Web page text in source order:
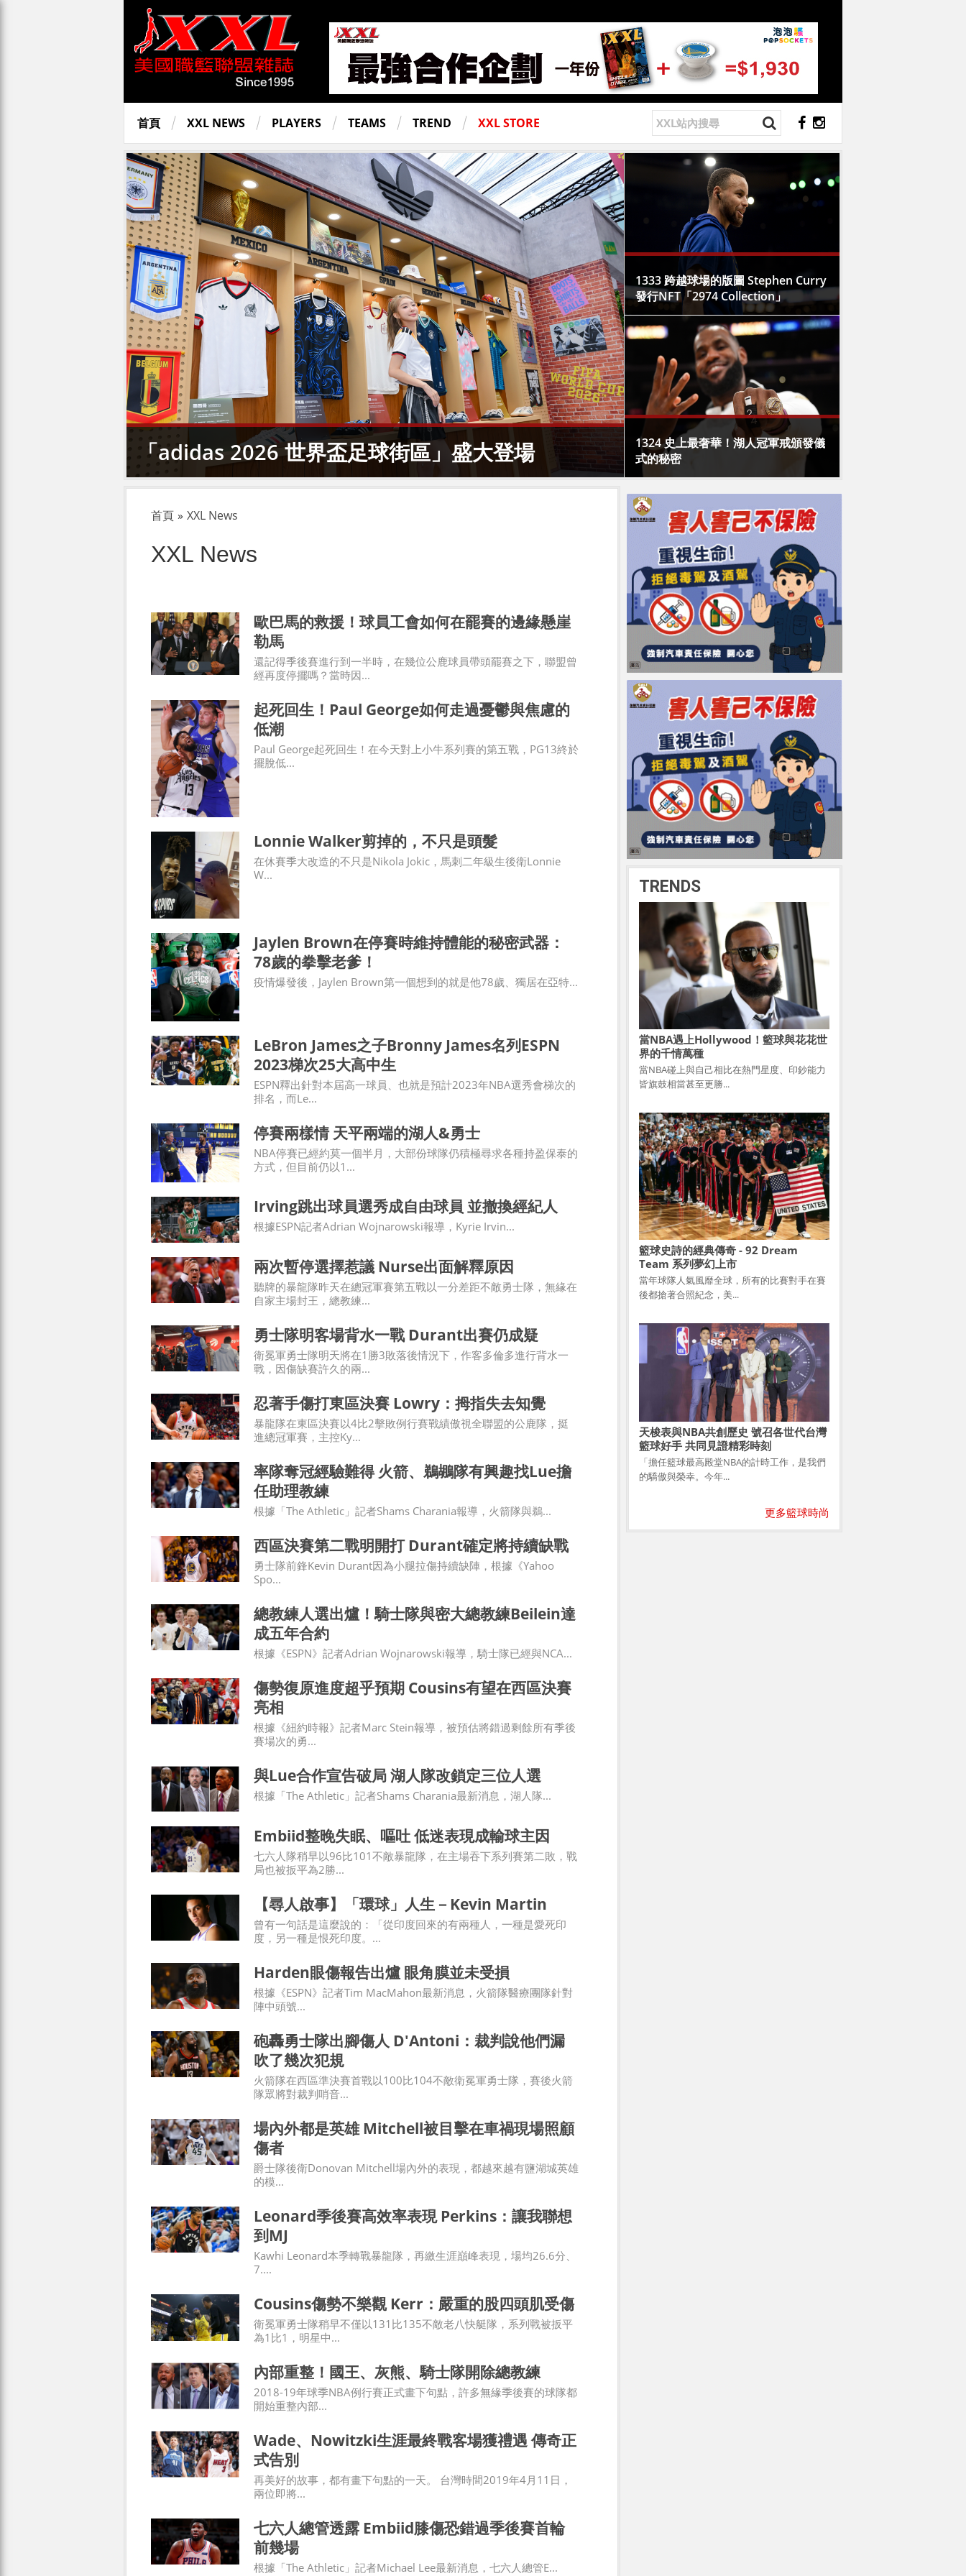
首頁 XXL NEWS PLAYERS TEAMS TREND XXL STORE
「adidas 2026 世界盃足球街區」盛大登場
1333 跨越球場的版圖 Stephen Curry
發行NFT「2974 Collection」
1324 史上最奢華！湖人冠軍戒頒發儀
式的秘密
首頁 » XXL News
XXL News
歐巴馬的救援！球員工會如何在罷賽的邊緣懸崖
勒馬
還記得季後賽進行到一半時，在幾位公鹿球員帶頭罷賽之下，聯盟曾
經再度停擺嗎？當時因...
起死回生！Paul George如何走過憂鬱與焦慮的
低潮
Paul George起死回生！在今天對上小牛系列賽的第五戰，PG13終於
擺脫低...
Lonnie Walker剪掉的，不只是頭髮
在休賽季大改造的不只是Nikola Jokic，馬刺二年級生後衛Lonnie
W...
Jaylen Brown在停賽時維持體能的秘密武器：
78歲的拳擊老爹！
疫情爆發後，Jaylen Brown第一個想到的就是他78歲、獨居在亞特...
LeBron James之子Bronny James名列ESPN
2023梯次25大高中生
ESPN釋出針對本屆高一球員、也就是預計2023年NBA選秀會梯次的
排名，而Le...
停賽兩樣情 天平兩端的湖人&勇士
NBA停賽已經約莫一個半月，大部份球隊仍積極尋求各種持盈保泰的
方式，但目前仍以1...
Irving跳出球員選秀成自由球員 並撤換經紀人
根據ESPN記者Adrian Wojnarowski報導，Kyrie Irvin...
兩次暫停選擇惹議 Nurse出面解釋原因
聽牌的暴龍隊昨天在總冠軍賽第五戰以一分差距不敵勇士隊，無緣在
自家主場封王，總教練...
勇士隊明客場背水一戰 Durant出賽仍成疑
衛冕軍勇士隊明天將在1勝3敗落後情況下，作客多倫多進行背水一
戰，因傷缺賽許久的兩...
忍著手傷打東區決賽 Lowry：拇指失去知覺
暴龍隊在東區決賽以4比2擊敗例行賽戰績傲視全聯盟的公鹿隊，挺
進總冠軍賽，主控Ky...
率隊奪冠經驗難得 火箭、鵜鶘隊有興趣找Lue擔
任助理教練
根據「The Athletic」記者Shams Charania報導，火箭隊與鵜...
西區決賽第二戰明開打 Durant確定將持續缺戰
勇士隊前鋒Kevin Durant因為小腿拉傷持續缺陣，根據《Yahoo
Spo...
總教練人選出爐！騎士隊與密大總教練Beilein達
成五年合約
根據《ESPN》記者Adrian Wojnarowski報導，騎士隊已經與NCA...
傷勢復原進度超乎預期 Cousins有望在西區決賽
亮相
根據《紐約時報》記者Marc Stein報導，被預估將錯過剩餘所有季後
賽場次的勇...
與Lue合作宣告破局 湖人隊改鎖定三位人選
根據「The Athletic」記者Shams Charania最新消息，湖人隊...
Embiid整晚失眠、嘔吐 低迷表現成輸球主因
七六人隊稍早以96比101不敵暴龍隊，在主場吞下系列賽第二敗，戰
局也被扳平為2勝...
【尋人啟事】「環球」人生－Kevin Martin
曾有一句話是這麼說的：「從印度回來的有兩種人，一種是愛死印
度，另一種是恨死印度。...
Harden眼傷報告出爐 眼角膜並未受損
根據《ESPN》記者Tim MacMahon最新消息，火箭隊醫療團隊針對
陣中頭號...
砲轟勇士隊出腳傷人 D'Antoni：裁判說他們漏
吹了幾次犯規
火箭隊在西區準決賽首戰以100比104不敵衛冕軍勇士隊，賽後火箭
隊眾將對裁判哨音...
場內外都是英雄 Mitchell被目擊在車禍現場照顧
傷者
爵士隊後衛Donovan Mitchell場內外的表現，都越來越有鹽湖城英雄
的模...
Leonard季後賽高效率表現 Perkins：讓我聯想
到MJ
Kawhi Leonard本季轉戰暴龍隊，再繳生涯巔峰表現，場均26.6分、
7....
Cousins傷勢不樂觀 Kerr：嚴重的股四頭肌受傷
衛冕軍勇士隊稍早不僅以131比135不敵老八快艇隊，系列戰被扳平
為1比1，明星中...
內部重整！國王、灰熊、騎士隊開除總教練
2018-19年球季NBA例行賽正式畫下句點，許多無緣季後賽的球隊都
開始重整內部...
Wade、Nowitzki生涯最終戰客場獲禮遇 傳奇正
式告別
再美好的故事，都有畫下句點的一天。 台灣時間2019年4月11日，
兩位即將...
七六人總管透露 Embiid膝傷恐錯過季後賽首輪
前幾場
根據「The Athletic」記者Michael Lee最新消息，七六人總管E...
TRENDS
當NBA遇上Hollywood！籃球與花花世
界的千情萬種
當NBA碰上與自己相比在熱門星度、印鈔能力
皆旗鼓相當甚至更勝...
籃球史詩的經典傳奇 - 92 Dream
Team 系列夢幻上市
當年球隊人氣風靡全球，所有的比賽對手在賽
後都搶著合照紀念，美...
天梭表與NBA共創歷史 號召各世代台灣
籃球好手 共同見證精彩時刻
「擔任籃球最高殿堂NBA的計時工作，是我們
的驕傲與榮幸。今年...
更多籃球時尚